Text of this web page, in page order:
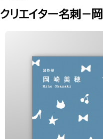
クリエイター名刺